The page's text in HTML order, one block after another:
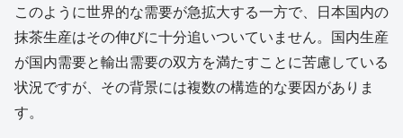
このように世界的な需要が急拡大する一方で、日本国内の
抹茶生産はその伸びに十分追いついていません。国内生産
が国内需要と輸出需要の双方を満たすことに苦慮している
状況ですが、その背景には複数の構造的な要因がありま
す。